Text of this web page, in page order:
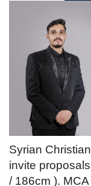
Contact US
Syrian
invite
/ 186cm ).